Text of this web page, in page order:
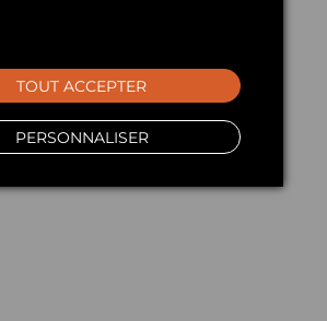
PERSONNALISER
TOUT ACCEPTER